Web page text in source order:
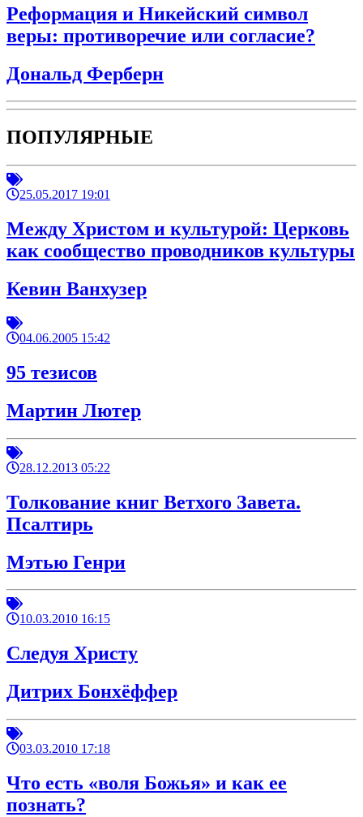
Реформация и Никейский символ
веры: противоречие или согласие?
Дональд Ферберн
ПОПУЛЯРНЫЕ
25.05.2017 19:01
Между Христом и культурой: Церковь
как сообщество проводников культуры
Кевин Ванхузер
04.06.2005 15:42
95 тезисов
Мартин Лютер
28.12.2013 05:22
Толкование книг Ветхого Завета.
Псалтирь
Мэтью Генри
10.03.2010 16:15
Следуя Христу
Дитрих Бонхёффер
03.03.2010 17:18
Что есть «воля Божья» и как ее
познать?